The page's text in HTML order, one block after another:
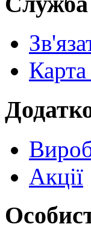
Акції